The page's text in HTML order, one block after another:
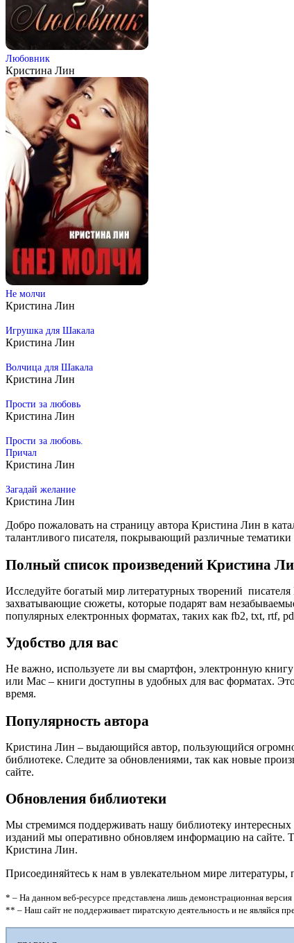
Любовник
Кристина Лин
Не молчи
Кристина Лин
Игрушка для Шакала
Кристина Лин
Волчица для Шакала
Кристина Лин
Прости за любовь
Кристина Лин
Прости за любовь.
Причал
Кристина Лин
Загадай желание
Кристина Лин
Добро пожаловать на страницу автора Кристина Лин в
талантливого писателя, покрывающий различные
Полный список произведений Кристина
Исследуйте богатый мир литературных творений
захватывающие сюжеты, которые подарят вам
популярных електронных форматах, таких как fb2, txt, rtf,
Удобство для вас
Не важно, используете ли вы смартфон, электронную
или Mac – книги доступны в удобных для вас форматах.
время.
Популярность автора
Кристина Лин – выдающийся автор, пользующийся
библиотеке. Следите за обновлениями, так как новые
сайте.
Обновления библиотеки
Мы стремимся поддерживать нашу библиотеку
изданий мы оперативно обновляем информацию на сайте.
Кристина Лин.
Присоединяйтесь к нам в увлекательном мире
* – На данном веб-ресурсе представлена лишь демонстрационная
** – Наш сайт не поддерживает пиратскую деятельность и не являйся